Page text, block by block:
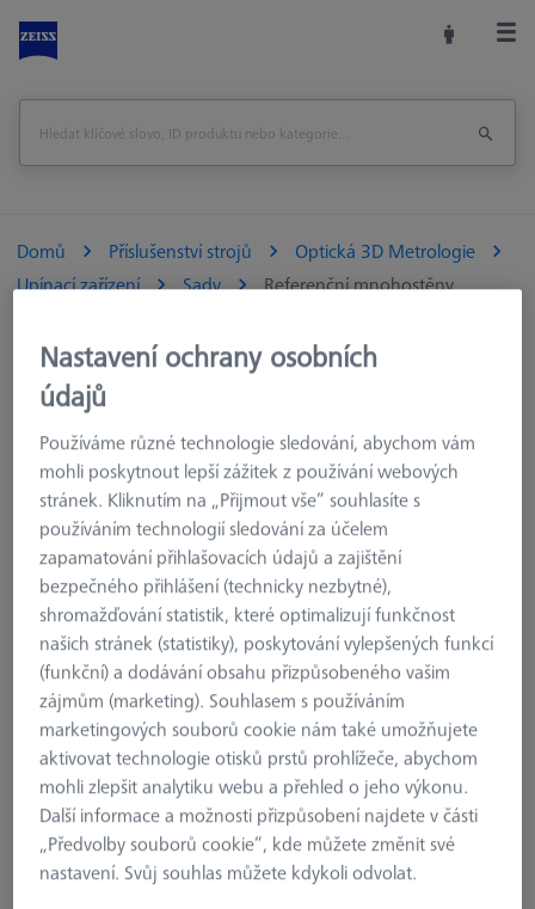
Domů Příslušenství strojů
Optická 3D Metrologie
Upínací zařízení
Sady Referenční mnohostěny
Vytisknout stránku
Zpět na
Nastavení ochrany osobních
údajů
Používáme různé technologie sledování, abychom vám
mohli poskytnout lepší zážitek z používání webových
stránek. Kliknutím na „Přijmout vše“ souhlasíte s
používáním technologií sledování za účelem
zapamatování přihlašovacích údajů a zajištění
bezpečného přihlášení (technicky nezbytné),
shromažďování statistik, které optimalizují funkčnost
našich stránek (statistiky), poskytování vylepšených funkcí
(funkční) a dodávání obsahu přizpůsobeného vašim
zájmům (marketing). Souhlasem s používáním
marketingových souborů cookie nám také umožňujete
aktivovat technologie otisků prstů prohlížeče, abychom
mohli zlepšit analytiku webu a přehled o jeho výkonu.
Další informace a možnosti přizpůsobení najdete v části
„Předvolby souborů cookie“, kde můžete změnit své
nastavení. Svůj souhlas můžete kdykoli odvolat.